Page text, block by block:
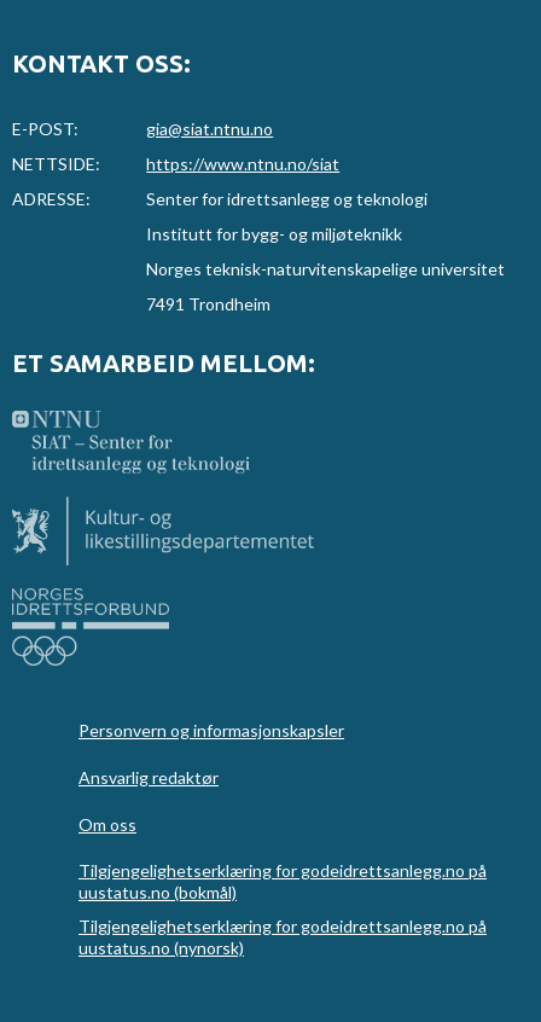
KONTAKT OSS:
E-POST:
gia@siat.ntnu.no
NETTSIDE:
https://www.ntnu.no/siat
ADRESSE:
Senter for idrettsanlegg og teknologi
Institutt for bygg- og miljøteknikk
Norges teknisk-naturvitenskapelige universitet
7491 Trondheim
ET SAMARBEID MELLOM:
Personvern og informasjonskapsler
Ansvarlig redaktør
Om oss
Tilgjengelighetserklæring for godeidrettsanlegg.no på
uustatus.no (bokmål)
Tilgjengelighetserklæring for godeidrettsanlegg.no på
uustatus.no (nynorsk)